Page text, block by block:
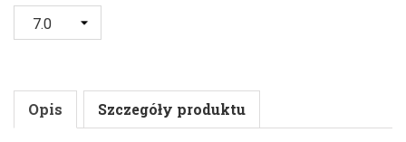
Opis Szczegóły produktu